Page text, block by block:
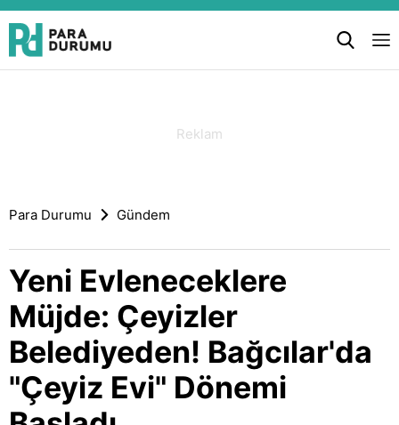
Para Durumu Gündem
Yeni Evleneceklere
Müjde: Çeyizler
Belediyeden! Bağcılar'da
"Çeyiz Evi" Dönemi